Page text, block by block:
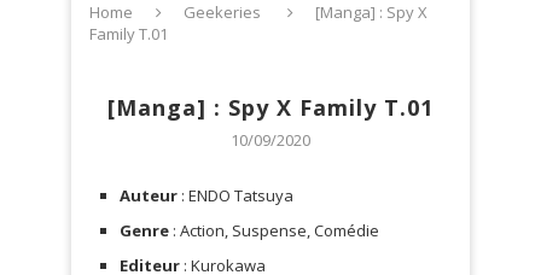
Home Geekeries
[Manga] : Spy X
Family T.01
[Manga] : Spy X Family T.01
10/09/2020
Auteur : ENDO Tatsuya
Genre : Action, Suspense, Comédie
Editeur : Kurokawa